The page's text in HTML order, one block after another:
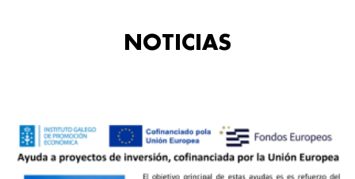
NOTICIAS